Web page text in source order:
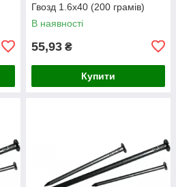
Гвозд 1.6х40 (200 грамів)
В наявності
55,93 ₴
Купити